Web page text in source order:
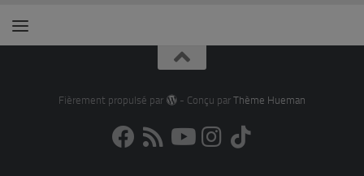
Fièrement propulsé par - Conçu par Thème Hueman